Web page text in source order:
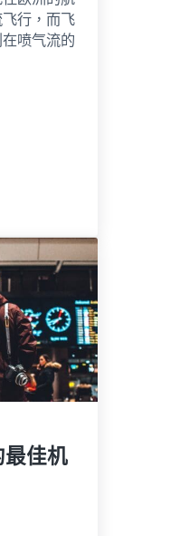
行，而飞
喷气流的
间的24小时航班安排
佳机